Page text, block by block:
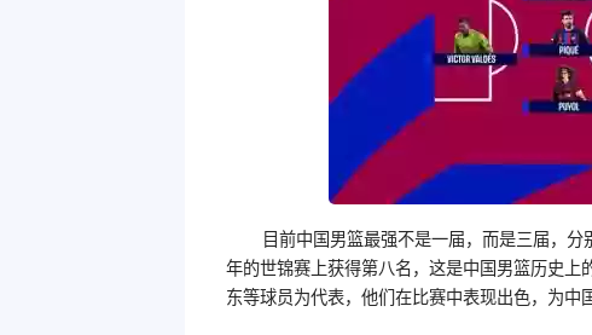
目前中国男篮最强不是一届，而是三届，
年的世锦赛上获得第八名，这是中国男篮历史
东等球员为代表，他们在比赛中表现出色，为中